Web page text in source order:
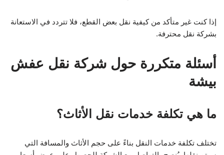
إذا كنت غير متأكد من كيفية نقل بعض القطع، فلا تتردد في الاستعانة
بشركة نقل محترفة.
أسئلة متكررة حول شركة نقل عفش
بيشة
ما هي تكلفة خدمات نقل الأثاث؟
تختلف تكلفة خدمات النقل بناءً على حجم الأثاث والمسافة التي